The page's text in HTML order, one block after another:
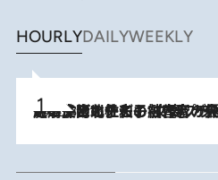
HOURLYDAILYWEEKLY
2026.8.3
《「文士の子ども被害者の会」発足！》阿川佐和子（72）が語る遠藤周作に北杜夫、劇作家・矢代静一の子どもたちの“文豪プライベート事件簿”